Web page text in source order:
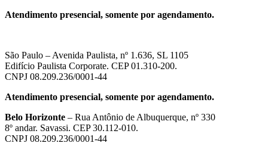
Atendimento presencial, somente por agendamento.
São Paulo – Avenida Paulista, nº 1.636, SL 1105
Edifício Paulista Corporate. CEP 01.310-200.
CNPJ 08.209.236/0001-44
Atendimento presencial, somente por agendamento.
Belo Horizonte – Rua Antônio de Albuquerque, nº 330
8º andar. Savassi. CEP 30.112-010.
CNPJ 08.209.236/0001-44